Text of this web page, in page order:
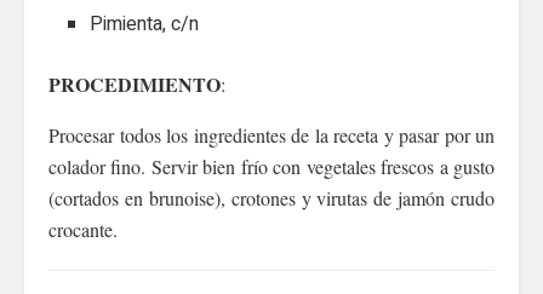
Pimienta, c/n
PROCEDIMIENTO:
Procesar todos los ingredientes de la receta y pasar por un
colador fino. Servir bien frío con vegetales frescos a gusto
(cortados en brunoise), crotones y virutas de jamón crudo
crocante.